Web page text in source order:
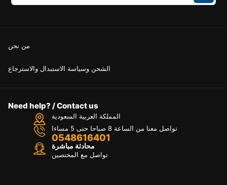
من نحن
الشحن وسياسة الاستبدال والاسترجاع
Need help? / Contact us
المملكة العربية السعودية
تواصل معنا من الساعة 8 صباحا حتى 5 مساءا
0548616401
محادثة مباشرة
تواصل مع المختصين